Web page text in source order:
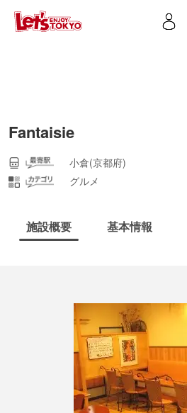
Fantaisie
小倉(京都府)
グルメ
施設概要 基本情報